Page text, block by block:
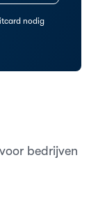
nodig
bedrijven